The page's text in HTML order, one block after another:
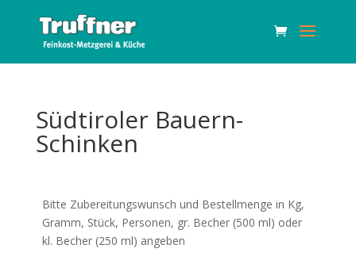
Südtiroler Bauern-
Schinken
Bitte Zubereitungswunsch und Bestellmenge in Kg,
Gramm, Stück, Personen, gr. Becher (500 ml) oder
kl. Becher (250 ml) angeben